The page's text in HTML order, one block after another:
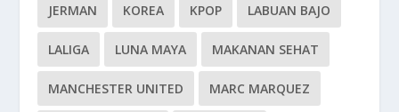
JERMAN KOREA KPOP LABUAN BAJO
LALIGA LUNA MAYA MAKANAN SEHAT
MANCHESTER UNITED MARC MARQUEZ